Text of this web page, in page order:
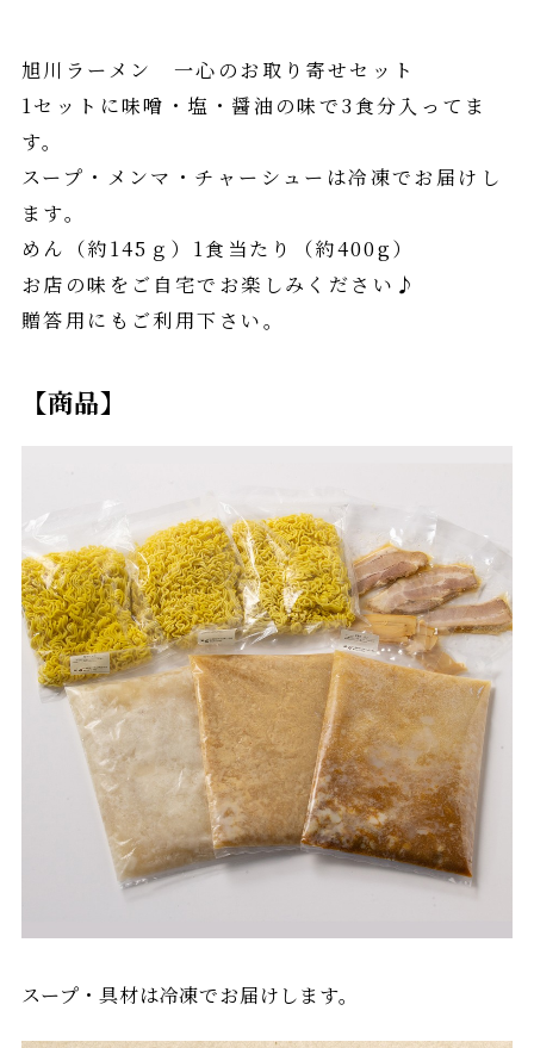
旭川ラーメン 一心のお取り寄せセット
1セットに味噌・塩・醤油の味で3食分入ってま
す。
スープ・メンマ・チャーシューは冷凍でお届けし
ます。
めん（約145ｇ）1食当たり（約400g）
お店の味をご自宅でお楽しみください♪
贈答用にもご利用下さい。
【商品】
スープ・具材は冷凍でお届けします。